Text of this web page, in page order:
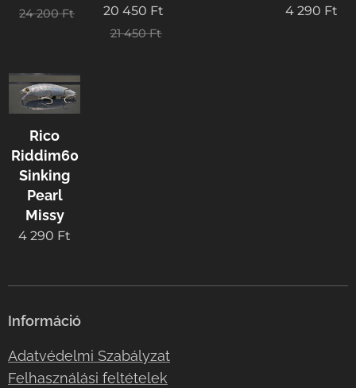
24 200Ft 20 450 Ft
21 450Ft
4 290 Ft
Rico
Riddim60
Sinking
Pearl
Missy
4 290 Ft
Információ
Adatvédelmi Szabályzat
Felhasználási feltételek